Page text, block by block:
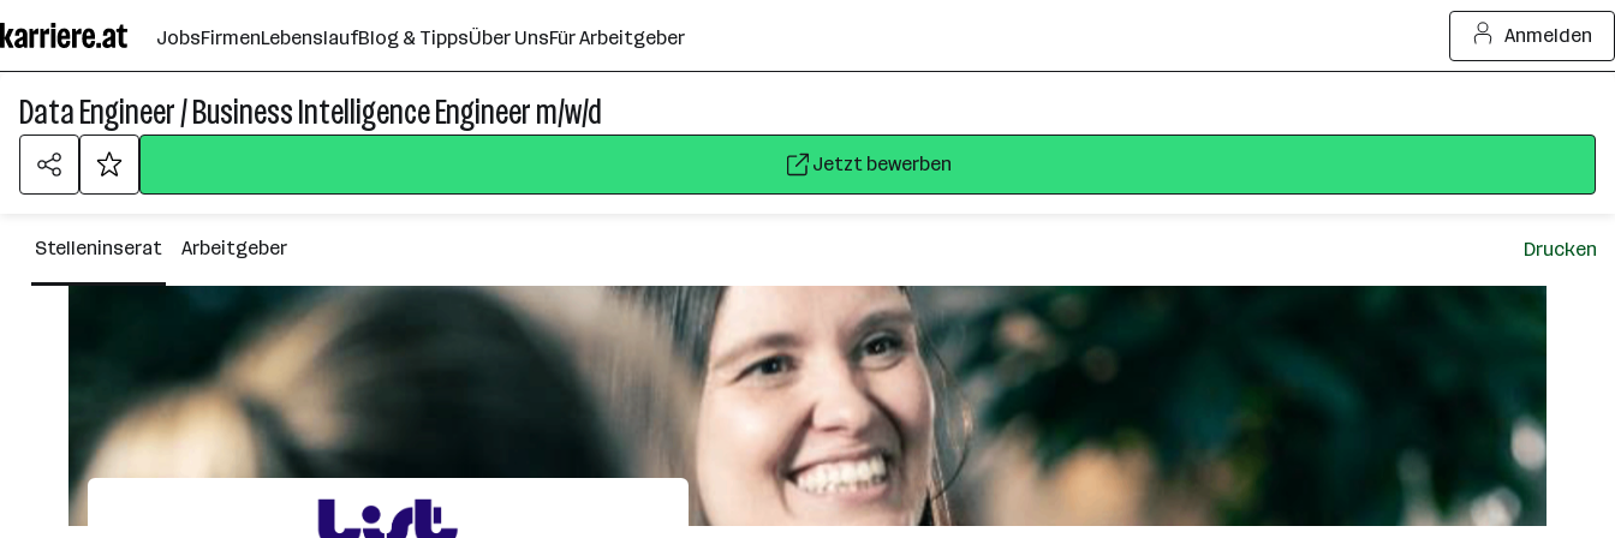
Seiteninhalt
springen
JobsFirmenLebenslaufBlog & TippsÜber UnsFür Arbeitgeber Anmelden
Data Engineer / Business Intelligence Engineer m/w/d
Jetzt bewerben
Stelleninserat Arbeitgeber Drucken